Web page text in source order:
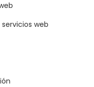
web